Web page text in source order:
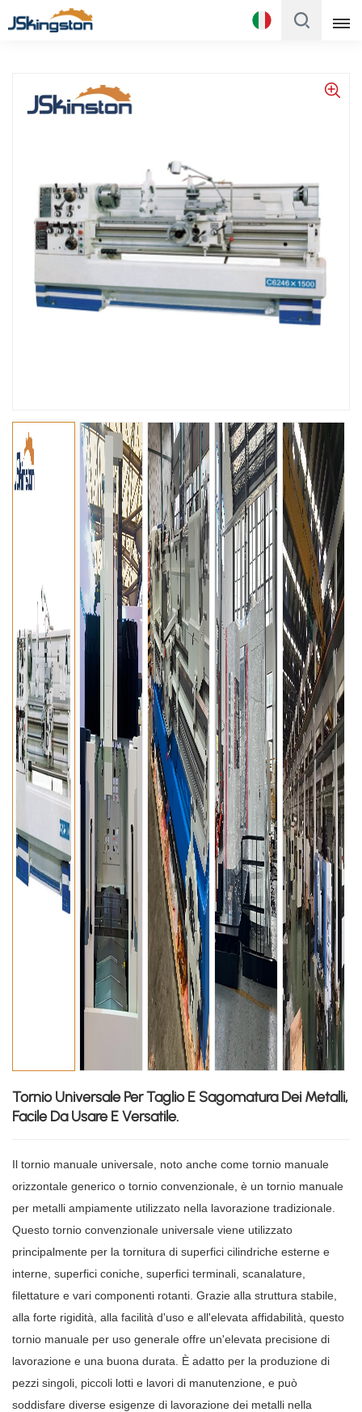
Italiano
Русский
Italiano
Español
Türk
မြန်မာ
Tiếng Việt
Tornio Universale Per Taglio E Sagomatura Dei Metalli,
Facile Da Usare E Versatile.
Il tornio manuale universale, noto anche come tornio manuale
orizzontale generico o tornio convenzionale, è un tornio manuale
per metalli ampiamente utilizzato nella lavorazione tradizionale.
Questo tornio convenzionale universale viene utilizzato
principalmente per la tornitura di superfici cilindriche esterne e
interne, superfici coniche, superfici terminali, scanalature,
filettature e vari componenti rotanti. Grazie alla struttura stabile,
alla forte rigidità, alla facilità d'uso e all'elevata affidabilità, questo
tornio manuale per uso generale offre un'elevata precisione di
lavorazione e una buona durata. È adatto per la produzione di
pezzi singoli, piccoli lotti e lavori di manutenzione, e può
soddisfare diverse esigenze di lavorazione dei metalli nella